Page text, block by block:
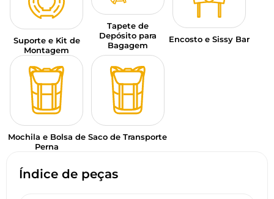
Índice de peças
Suporte e Kit de
Montagem
Tapete de
Depósito para
Bagagem
Encosto e Sissy Bar
Mochila e Bolsa de
Perna
Saco de Transporte